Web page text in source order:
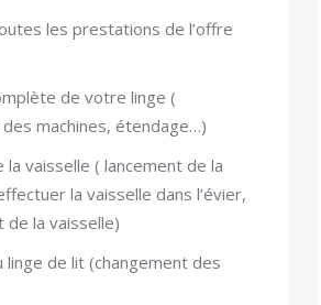
les prestations de l’offre
de votre linge (
machines, étendage…)
la vaisselle ( lancement de la
la vaisselle dans l’évier,
de la vaisselle)
linge de lit (changement des